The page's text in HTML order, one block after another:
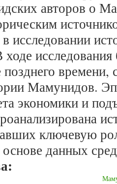
авторов о
исследовании
позднего
Мамунидов.
экономики и
ключевую
данных